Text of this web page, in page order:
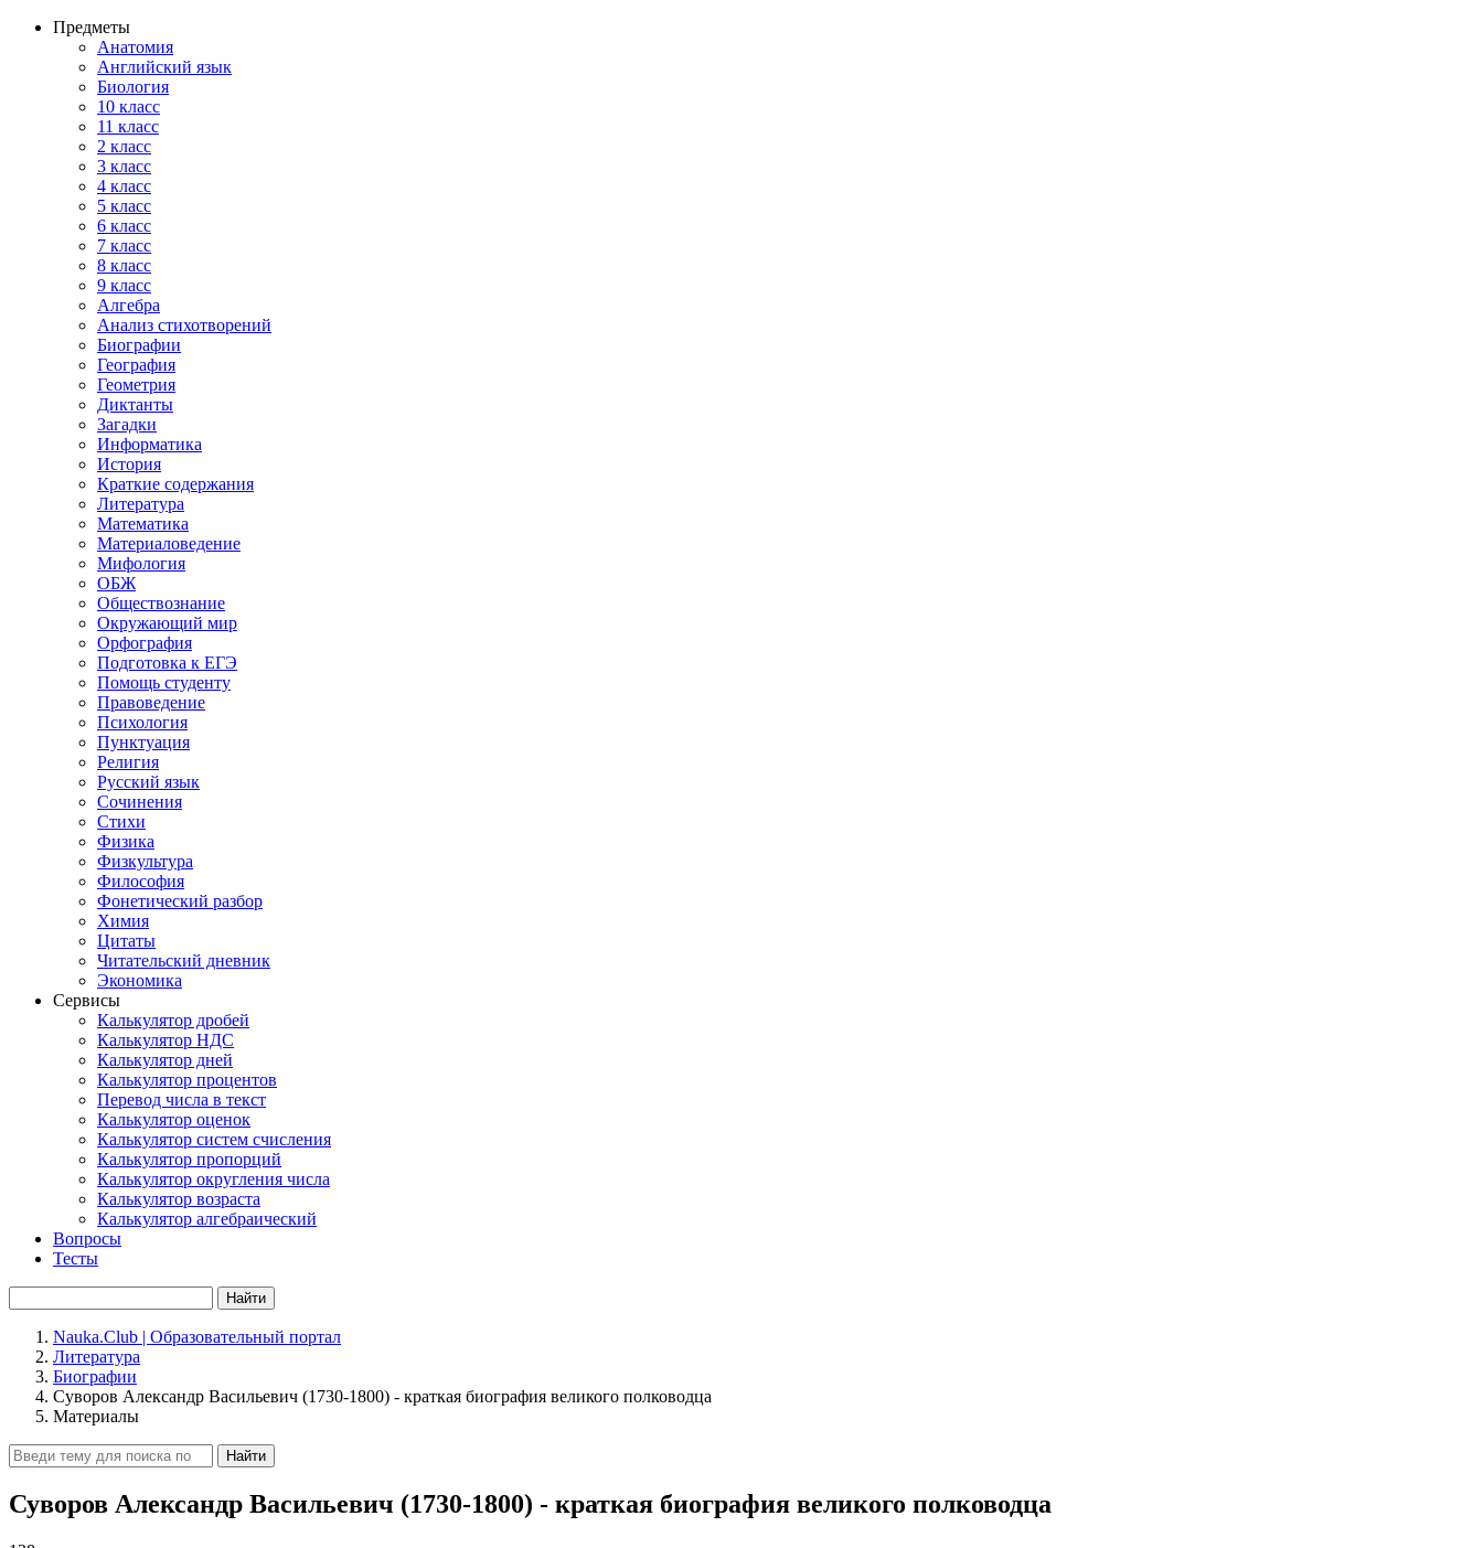
Предметы
Анатомия
Английский язык
Биология
10 класс
11 класс
2 класс
3 класс
4 класс
5 класс
6 класс
7 класс
8 класс
9 класс
Алгебра
Анализ стихотворений
Биографии
География
Геометрия
Диктанты
Загадки
Информатика
История
Краткие содержания
Литература
Математика
Материаловедение
Мифология
ОБЖ
Обществознание
Окружающий мир
Орфография
Подготовка к ЕГЭ
Помощь студенту
Правоведение
Психология
Пунктуация
Религия
Русский язык
Сочинения
Стихи
Физика
Физкультура
Философия
Фонетический разбор
Химия
Цитаты
Читательский дневник
Экономика
Сервисы
Калькулятор дробей
Калькулятор НДС
Калькулятор дней
Калькулятор процентов
Перевод числа в текст
Калькулятор оценок
Калькулятор систем счисления
Калькулятор пропорций
Калькулятор округления числа
Калькулятор возраста
Калькулятор алгебраический
Вопросы
Тесты
Найти
Nauka.Club | Образовательный портал
Литература
Биографии
Суворов Александр Васильевич (1730-1800) - краткая биография великого полководца
Материалы
Найти
Суворов Александр Васильевич (1730-1800) - краткая биография великого полководца